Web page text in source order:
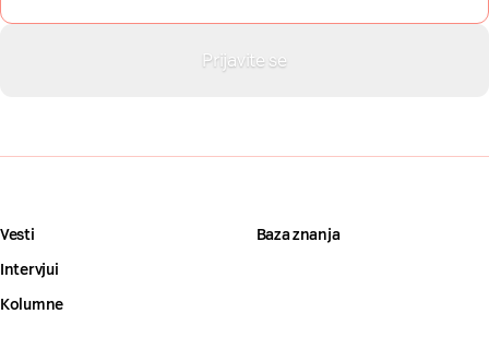
Vesti
Intervjui
Kolumne
Baza znanja